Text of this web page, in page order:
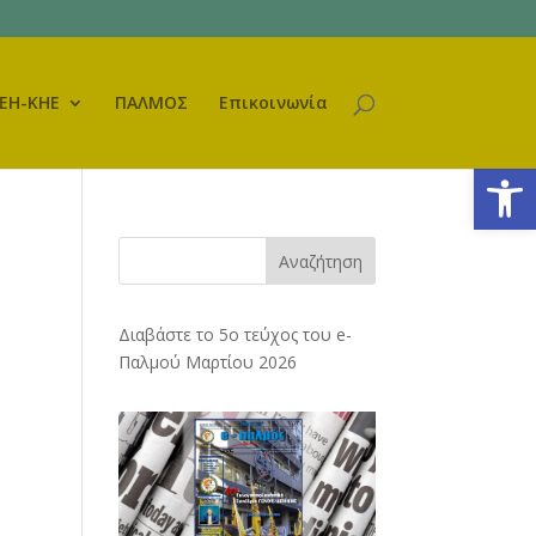
ΚΗΕ ΠΑΛΜΟΣ Επικοινωνία
Αναζήτηση
Διαβάστε το 5ο τεύχος του e-
Παλμού Μαρτίου 2026